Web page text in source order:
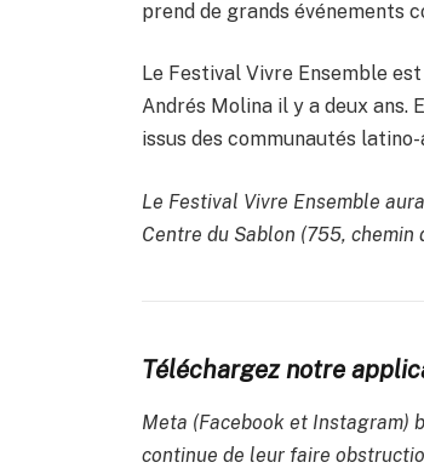
prend de grands événements
Le Festival Vivre Ensemble
Andrés Molina il y a deux ans.
issus des communautés
Le Festival Vivre Ensemble
Centre du Sablon (755, chemin
Téléchargez notre
Meta (Facebook et Instagram)
continue de leur faire